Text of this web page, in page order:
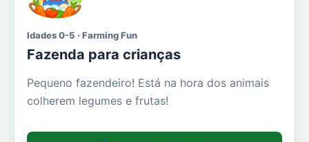
Idades 0-5 · Farming Fun
Fazenda para crianças
Pequeno fazendeiro! Está na hora dos animais
colherem legumes e frutas!